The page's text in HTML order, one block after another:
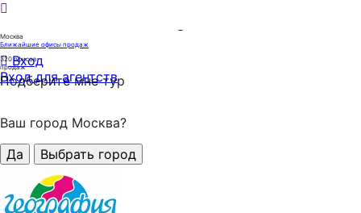
Москва
Ближайшие офисы продаж
320офисов
продаж
Вход
Вход для агентств
Подберите мне тур
Ваш город Москва?
Да
Выбрать город